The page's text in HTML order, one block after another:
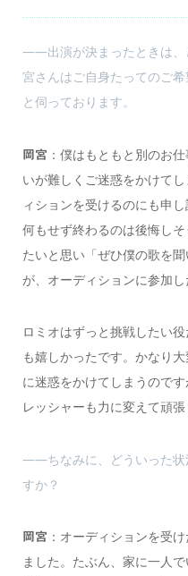
――出演が決まったときは
宮さんはご自身たってのご
と伺っております。
岡宮 ：僕はもともと別のお
いが難しくご迷惑をかけて
ィションを受けるのにも申
何もせず終わるのは後悔し
たいと思い「ぜひ僕の歌を
が、オーディションに参加し
ロミオはずっと挑戦したい
も嬉しかったです。かなり
に迷惑をかけてしまうので
レッシャーも力に変えて頑張
――ちなみに、どういった状
すか？
岡宮 ：オーディションを受
ました。たぶん、家に一人